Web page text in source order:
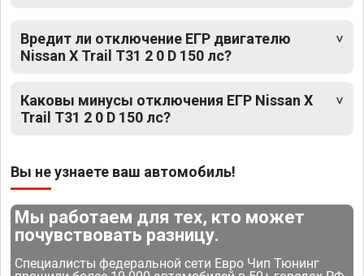
Вредит ли отключение ЕГР двигателю
Nissan X Trail T31 2 0 D 150 лс?
Каковы минусы отключения ЕГР Nissan X
Trail T31 2 0 D 150 лс?
Вы не узнаете ваш автомобиль!
Мы работаем для тех, кто может
почувствовать разницу.
Специалисты федеральной сети Евро Чип Тюнинг